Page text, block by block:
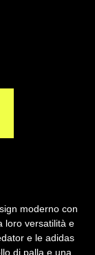
moderno con
loro versatilità e
e le adidas
di palla e una